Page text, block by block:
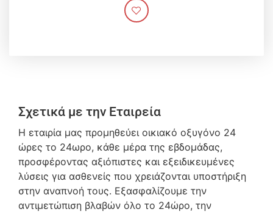
Σχετικά με την Εταιρεία
Η εταιρία μας προμηθεύει οικιακό οξυγόνο 24
ώρες το 24ωρο, κάθε μέρα της εβδομάδας,
προσφέροντας αξιόπιστες και εξειδικευμένες
λύσεις για ασθενείς που χρειάζονται υποστήριξη
στην αναπνοή τους. Εξασφαλίζουμε την
αντιμετώπιση βλαβών όλο το 24ώρο, την